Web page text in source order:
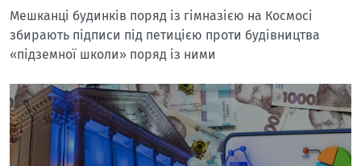
Мешканці будинків поряд із гімназією на Космосі
збирають підписи під петицією проти будівництва
«підземної школи» поряд із ними